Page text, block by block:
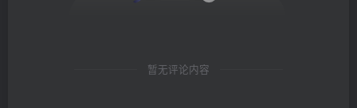
暂无评论内容